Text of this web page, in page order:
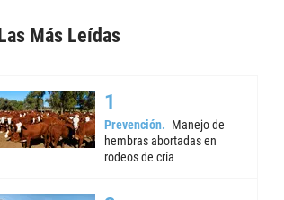
Las Más Leídas
Prevención
Manejo de
hembras abortadas en
rodeos de cría